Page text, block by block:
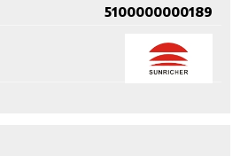
5100000000189